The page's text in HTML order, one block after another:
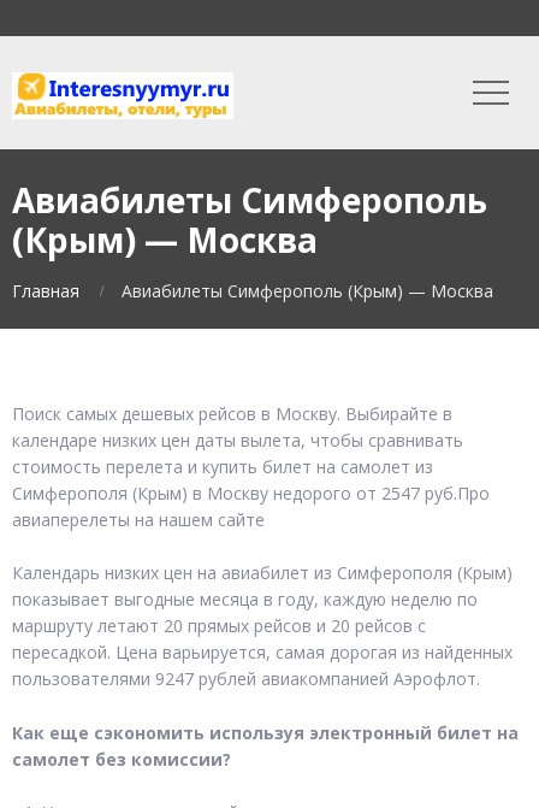
Авиабилеты Симферополь
(Крым) — Москва
Главная Авиабилеты Симферополь (Крым) — Москва
Поиск самых дешевых рейсов в Москву. Выбирайте в
календаре низких цен даты вылета, чтобы сравнивать
стоимость перелета и купить билет на самолет из
Симферополя (Крым) в Москву недорого от 2547 руб.Про
авиаперелеты на нашем сайте
Календарь низких цен на авиабилет из Симферополя (Крым)
показывает выгодные месяца в году, каждую неделю по
маршруту летают 20 прямых рейсов и 20 рейсов с
пересадкой. Цена варьируется, самая дорогая из найденных
пользователями 9247 рублей авиакомпанией Аэрофлот.
Как еще сэкономить используя электронный билет на
самолет без комиссии?